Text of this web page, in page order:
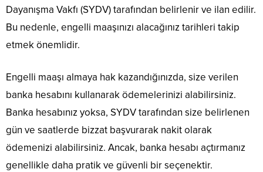
Dayanışma Vakfı (SYDV) tarafından belirlenir ve ilan edilir.
Bu nedenle, engelli maaşınızı alacağınız tarihleri takip
etmek önemlidir.
Engelli maaşı almaya hak kazandığınızda, size verilen
banka hesabını kullanarak ödemelerinizi alabilirsiniz.
Banka hesabınız yoksa, SYDV tarafından size belirlenen
gün ve saatlerde bizzat başvurarak nakit olarak
ödemenizi alabilirsiniz. Ancak, banka hesabı açtırmanız
genellikle daha pratik ve güvenli bir seçenektir.